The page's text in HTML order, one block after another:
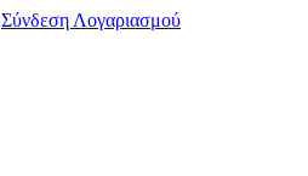
Σύνδεση Λογαριασμού